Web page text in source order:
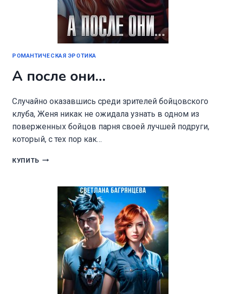
РОМАНТИЧЕСКАЯ ЭРОТИКА
А после они…
Случайно оказавшись среди зрителей бойцовского
клуба, Женя никак не ожидала узнать в одном из
поверженных бойцов парня своей лучшей подруги,
который, с тех пор как…
КУПИТЬ